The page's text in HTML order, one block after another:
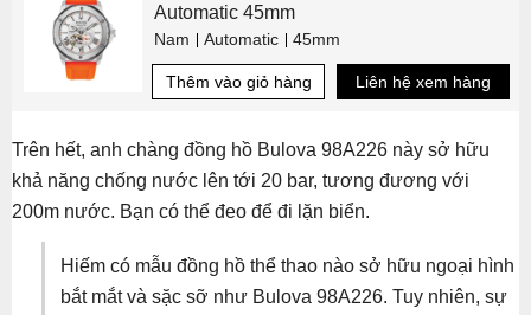
Automatic 45mm
Nam Automatic 45mm
Thêm vào giỏ hàng Liên hệ xem hàng
Trên hết, anh chàng đồng hồ Bulova 98A226 này sở hữu
khả năng chống nước lên tới 20 bar, tương đương với
200m nước. Bạn có thể đeo để đi lặn biển.
Hiếm có mẫu đồng hồ thể thao nào sở hữu ngoại hình
bắt mắt và sặc sỡ như Bulova 98A226. Tuy nhiên, sự